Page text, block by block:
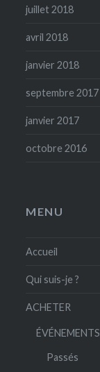
juillet 2018
avril 2018
janvier 2018
septembre 2017
janvier 2017
octobre 2016
MENU
Accueil
Qui suis-je ?
ACHETER
ÉVÉNEMENTS
Passés